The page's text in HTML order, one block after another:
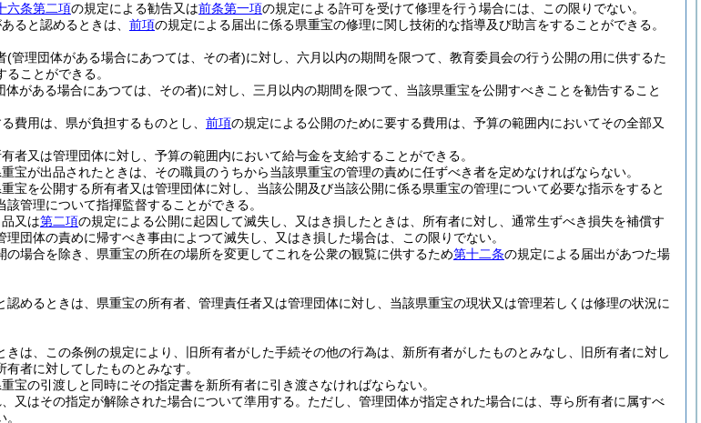
六条第二項の規定による勧告又は前条第一項の規定による許可を受けて修理を行う場合には、この限りでない。
ると認めるときは、 前項の規定による届出に係る県重宝の修理に関し技術的な指導及び助言をすることができる。
(管理団体がある場合にあつては、その者)に対し、六月以内の期間を限つて、教育委員会の行う公開の用に供するた
ことができる。
体がある場合にあつては、その者)に対し、三月以内の期間を限つて、当該県重宝を公開すべきことを勧告すること
費用は、県が負担するものとし、 前項の規定による公開のために要する費用は、予算の範囲内においてその全部又
者又は管理団体に対し、予算の範囲内において給与金を支給することができる。
宝が出品されたときは、その職員のうちから当該県重宝の管理の責めに任ずべき者を定めなければならない。
宝を公開する所有者又は管理団体に対し、当該公開及び当該公開に係る県重宝の管理について必要な指示をすると
管理について指揮監督することができる。
又は第二項の規定による公開に起因して滅失し、又はき損したときは、所有者に対し、通常生ずべき損失を補償す
団体の責めに帰すべき事由によつて滅失し、又はき損した場合は、この限りでない。
の場合を除き、県重宝の所在の場所を変更してこれを公衆の観覧に供するため第十二条の規定による届出があつた場
認めるときは、県重宝の所有者、管理責任者又は管理団体に対し、当該県重宝の現状又は管理若しくは修理の状況に
きは、この条例の規定により、旧所有者がした手続その他の行為は、新所有者がしたものとみなし、旧所有者に対し
者に対してしたものとみなす。
宝の引渡しと同時にその指定書を新所有者に引き渡さなければならない。
又はその指定が解除された場合について準用する。 ただし、管理団体が指定された場合には、専ら所有者に属すべ